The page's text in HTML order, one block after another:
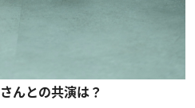
んとの共演は？